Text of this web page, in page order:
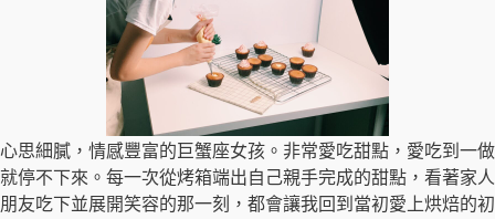
心思細膩，情感豐富的巨蟹座女孩。非常愛吃甜點，愛吃到一做
就停不下來。每一次從烤箱端出自己親手完成的甜點，看著家人
朋友吃下並展開笑容的那一刻，都會讓我回到當初愛上烘焙的初